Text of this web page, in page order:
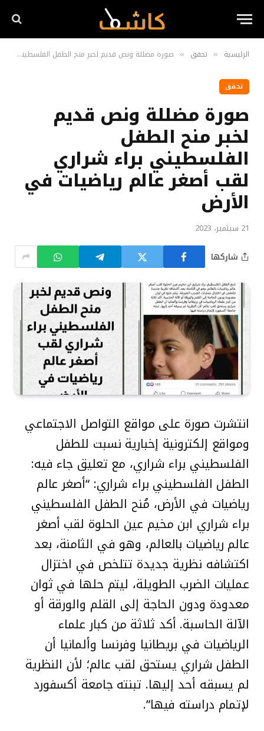
الرئيسية » تحقق » صورة مضللة ونص قديم لخبر منح الطفل الفلسطيني براء شراري لقب أصغر عالم رياضيات في الأرض
تحقق
صورة مضللة ونص قديم
لخبر منح الطفل
الفلسطيني براء شراري
لقب أصغر عالم رياضيات في
الأرض
21 سبتمبر، 2023
شاركها
انتشرت صورة على مواقع التواصل الاجتماعي
ومواقع إلكترونية إخبارية نسبت للطفل
الفلسطيني براء شراري، مع تعليق جاء فيه:
الطفل الفلسطيني براء شراري: “أصغر عالم
رياضيات في الأرض، مُنح الطفل الفلسطيني
براء شراري ابن مخيم عين الحلوة لقب أصغر
عالم رياضيات بالعالم، وهو في الثامنة، بعد
اكتشافه نظرية جديدة تتلخص في اختزال
عمليات الضرب الطويلة، ليتم حلها في ثوان
معدودة ودون الحاجة إلى القلم والورقة أو
الآلة الحاسبة. أكد ثلاثة من كبار علماء
الرياضيات في بريطانيا وفرنسا وألمانيا أن
الطفل شراري يستحق لقب عالم؛ لأن النظرية
لم يسبقه أحد إليها. تبنته جامعة أكسفورد
لإتمام دراسته فيها”.